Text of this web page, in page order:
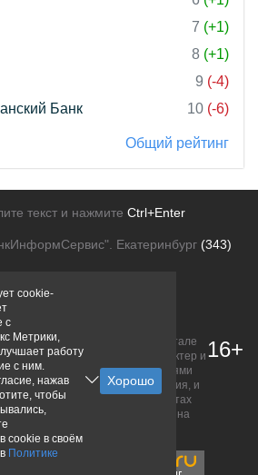
7 (+1)
8 (+1)
9 (-4)
Банк
10 (-6)
Общий рейтинг
текст и нажмите Ctrl+Enter
Екатеринбург (343)
Для рекламодателей
банков, размещенная на портале
ознакомительный характер и
определяемой положениями
точного и полного описания, и
условия уточняйте на сайтах
Исключительное право на
их правообладателям.
16+
cookie-
с
Метрики,
работу
с ним.
нажав
чтобы
cookie в своём
Политике